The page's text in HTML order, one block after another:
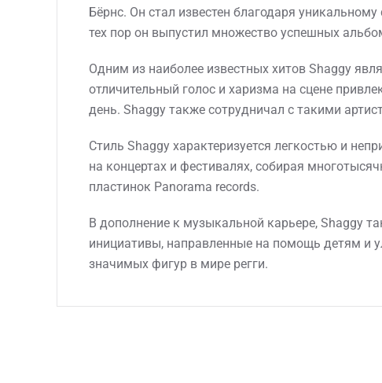
Бёрнс. Он стал известен благодаря
тех пор он выпустил множество успешных
Одним из наиболее известных хитов Shaggy
отличительный голос и харизма на сцене
день. Shaggy также сотрудничал с такими
Стиль Shaggy характеризуется легкостью и
на концертах и фестивалях, собирая
пластинок Panorama records.
В дополнение к музыкальной карьере, Shaggy
инициативы, направленные на помощь детям и
значимых фигур в мире регги.